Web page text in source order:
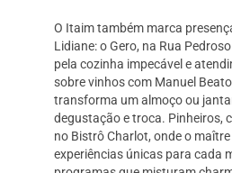
O Itaim também marca
Lidiane: o Gero, na Rua
pela cozinha impecável e
sobre vinhos com Manuel
transforma um almoço ou
degustação e troca. Pinheiros,
no Bistrô Charlot, onde o
experiências únicas para cada